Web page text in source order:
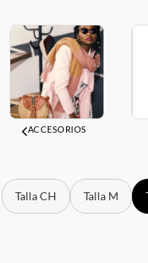
ACCESORIOS
Talla CH Talla M